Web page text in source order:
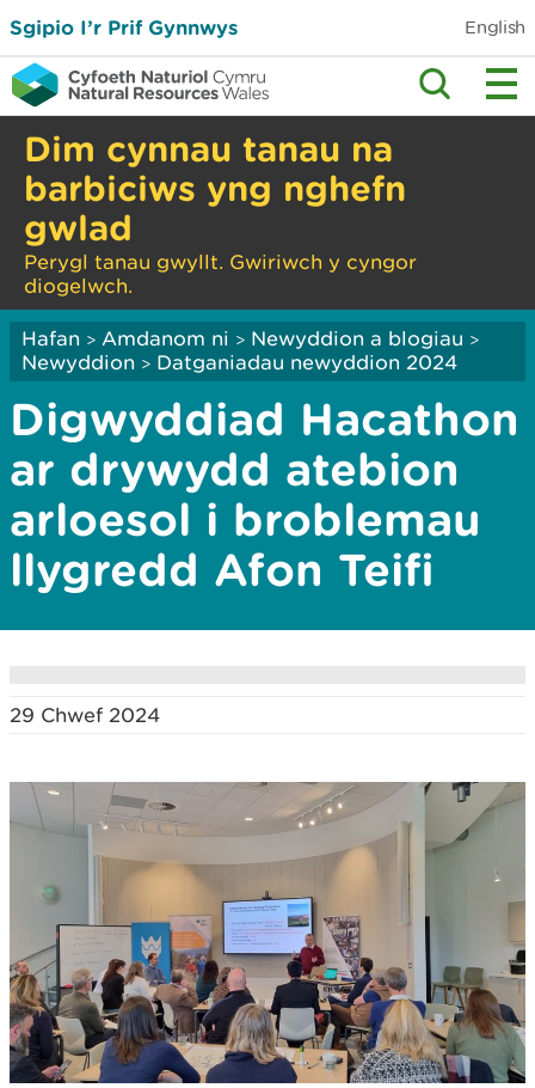
Sgipio I’r Prif Gynnwys English
Dim cynnau tanau na
barbiciws yng nghefn
gwlad
Perygl tanau gwyllt. Gwiriwch y cyngor
diogelwch.
Hafan > Amdanom ni > Newyddion a blogiau >
Newyddion > Datganiadau newyddion 2024
Digwyddiad Hacathon
ar drywydd atebion
arloesol i broblemau
llygredd Afon Teifi
29 Chwef 2024